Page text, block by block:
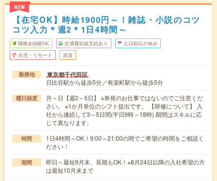
NEW
【在宅OK】時給1900円～！雑誌・小説のコツ
コツ入力＊週2＊1日4時間～
職種未経験OK 交通費別途支給あり 土日祝日が休み
在宅・リモート 派遣
勤務地 東京都千代田区
日比谷駅から徒歩5分／有楽町駅から徒歩5分
曜日頻度
月～日【週2～5日】 ※単発のお仕事ではないのでご注意くだ
さい。 ※1か月単位のシフト提出です。 【研修について】 入
社から連続して3～5日間(平日9時～18時) 期間はスキルに応
じて異なります。
時間
1日4時間～OK！9:00～21:00の間でご希望の時間をご相談く
ださい！
期間
即日～最短9月末、長期もOK！※8月24日以降の入社希望の方
は最短10月末まで